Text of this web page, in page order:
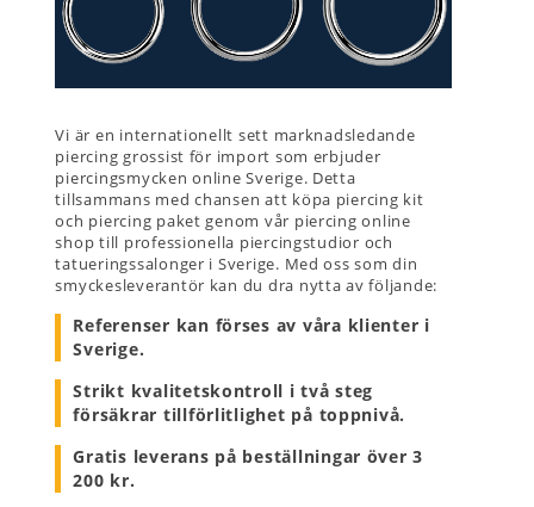
Vi är en internationellt sett marknadsledande
piercing grossist för import som erbjuder
piercingsmycken online Sverige. Detta
tillsammans med chansen att köpa piercing kit
och piercing paket genom vår piercing online
shop till professionella piercingstudior och
tatueringssalonger i Sverige. Med oss som din
smyckesleverantör kan du dra nytta av följande:
Referenser kan förses av våra klienter i
Sverige.
Strikt kvalitetskontroll i två steg
försäkrar tillförlitlighet på toppnivå.
Gratis leverans på beställningar över 3
200 kr.